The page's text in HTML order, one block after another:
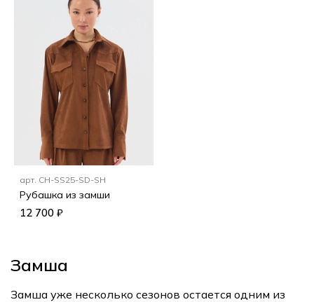
арт. CH-SS25-SD-SH
Рубашка из замши
12 700 ₽
Замша
Замша уже несколько сезонов остается одним из